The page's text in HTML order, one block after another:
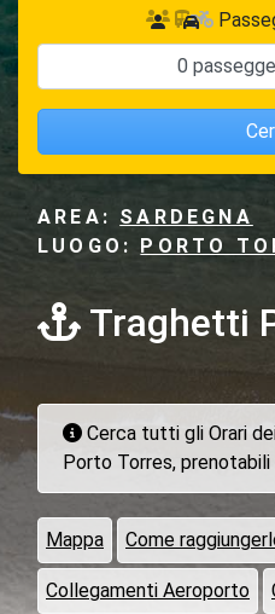
AREA: SARDEGNA
LUOGO:
PORTO
Traghetti
Cerca tutti gli Orari
Porto Torres,
Mappa Come
Collegamenti Aeroporto
0